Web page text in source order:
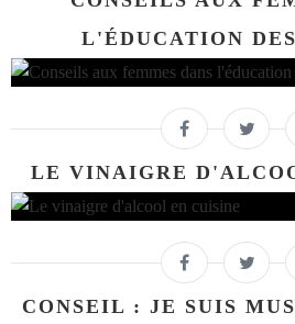
L'ÉDUCATION
LE VINAIGRE
CONSEIL : JE SUIS